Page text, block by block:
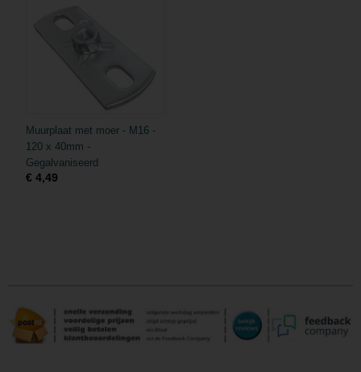
Muurplaat met moer - M16 -
120 x 40mm -
Gegalvaniseerd
€ 4,49